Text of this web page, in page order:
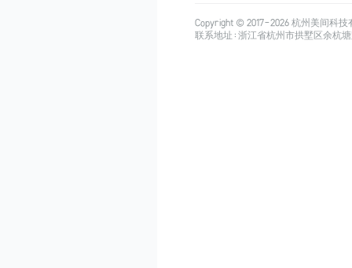
Copyright © 2017-2026杭州美间科技
联系地址：浙江省杭州市拱墅区余杭